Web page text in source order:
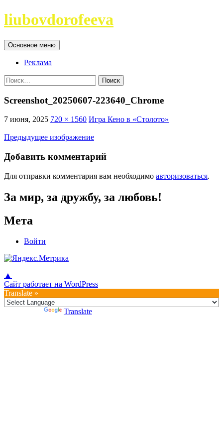
Перейти
к
liubovdorofeeva
Поиск
Основное меню
Реклама
Найти:
Screenshot_20250607-223640_Chrome
7 июня, 2025 720 × 1560 Игра Кено в «Столото»
Предыдущее изображение
Добавить комментарий
Для отправки комментария вам необходимо авторизоваться.
За мир, за дружбу, за любовь!
Мета
Войти
▲
Сайт работает на WordPress
Translate »
Translate